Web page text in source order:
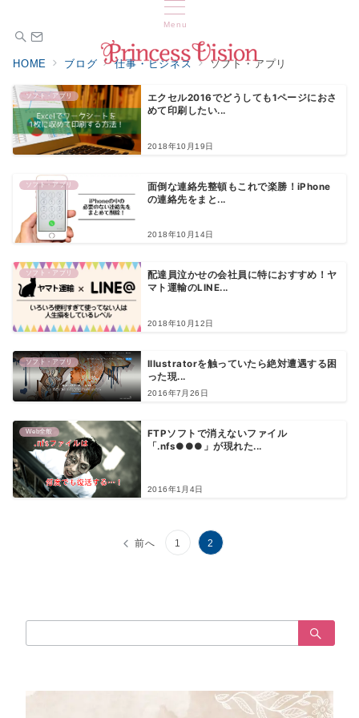
Menu
HOME ブログ 仕事・ビジネス ソフト・アプリ
ソフト・アプリ
エクセル2016でどうしても1ページにおさ
めて印刷したい...
2018年10月19日
ソフト・アプリ
面倒な連絡先整頓もこれで楽勝！iPhone
の連絡先をまと...
2018年10月14日
ソフト・アプリ
配達員泣かせの会社員に特におすすめ！ヤ
マト運輸のLINE...
2018年10月12日
ソフト・アプリ
Illustratorを触っていたら絶対遭遇する困
った現...
2016年7月26日
Web全般
FTPソフトで消えないファイル
「.nfs●●●」が現れた...
2016年1月4日
ペ
ー
前へ 1 2
索：